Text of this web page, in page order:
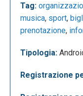
Tag:
musica, sport,
prenotazione,
Tipologia:
Registrazione